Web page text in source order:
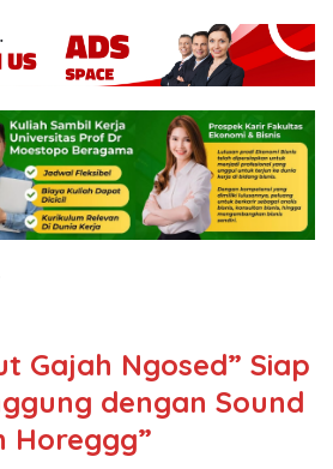
Gajah Ngosed” Siap
dengan Sound
Horeggg”